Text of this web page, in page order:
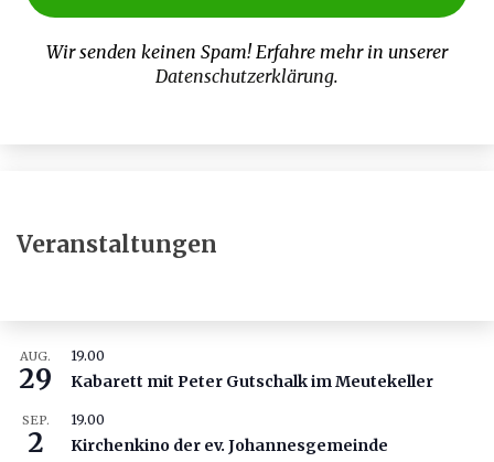
Wir senden keinen Spam! Erfahre mehr in unserer
Datenschutzerklärung.
Veranstaltungen
AUG.
29
19.00
Kabarett mit Peter Gutschalk im Meutekeller
SEP.
2
19.00
Kirchenkino der ev. Johannesgemeinde